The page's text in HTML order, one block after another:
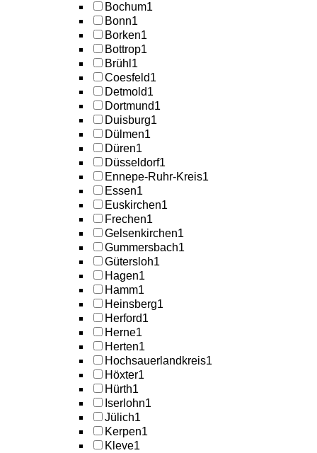
Bochum1
Bonn1
Borken1
Bottrop1
Brühl 1
Coesfeld1
Detmold1
Dortmund1
Duisburg1
Dülmen1
Düren1
Düsseldorf1
Ennepe-Ruhr-Kreis1
Essen1
Euskirchen1
Frechen1
Gelsenkirchen1
Gummersbach1
Gütersloh1
Hagen1
Hamm1
Heinsberg1
Herford1
Herne1
Herten1
Hochsauerlandkreis1
Höxter1
Hürth1
Iserlohn1
Jülich1
Kerpen1
Kleve1